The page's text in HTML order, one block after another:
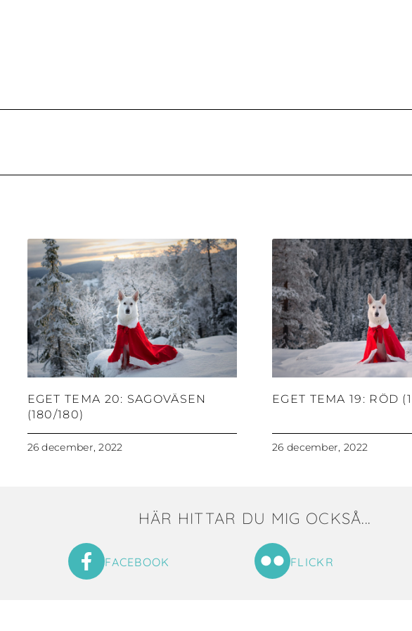
EGET TEMA 20: SAGOVÄSEN
(180/180)
26 december, 2022
EGET TEMA 19: RÖD
26 december, 2022
HÄR HITTAR DU MIG OCKSÅ...
FACEBOOK FLICKR